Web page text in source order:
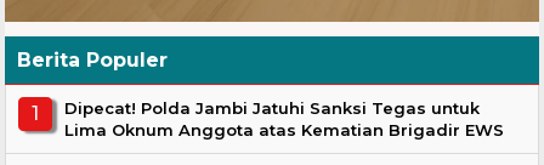
Berita Populer
Dipecat! Polda Jambi Jatuhi Sanksi Tegas untuk
Lima Oknum Anggota atas Kematian Brigadir EWS